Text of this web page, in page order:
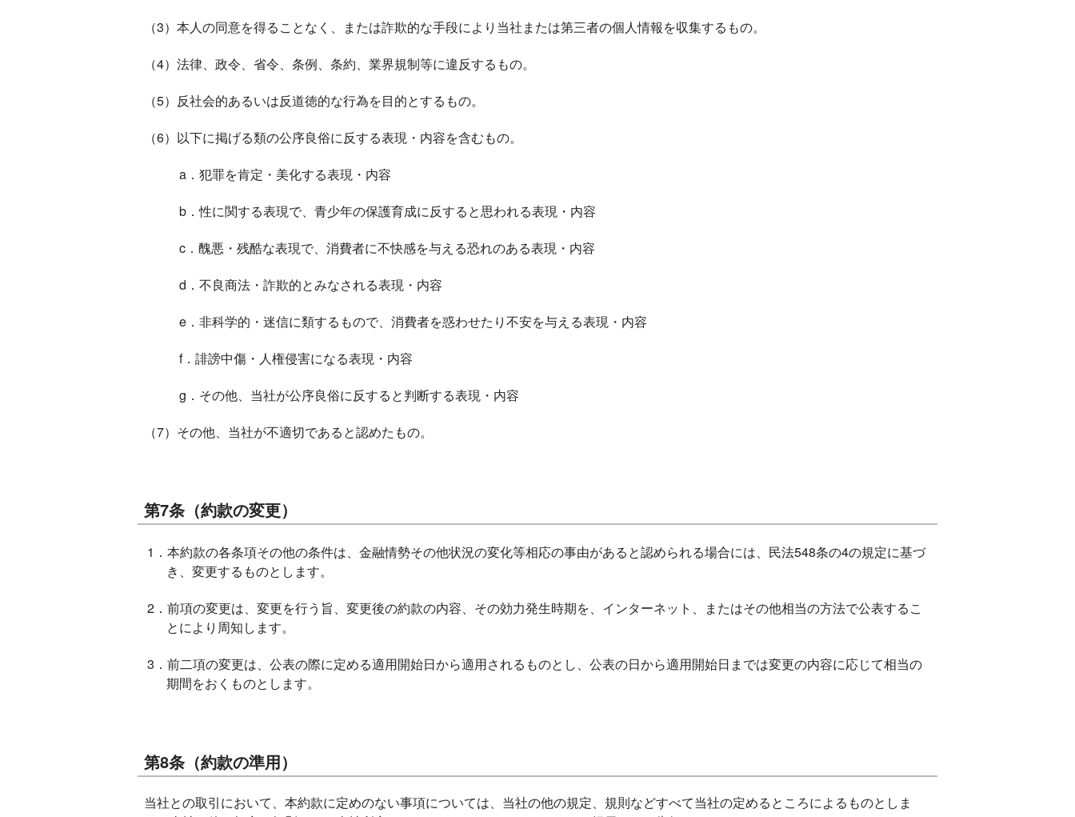
（3）本人の同意を得ることなく、または詐欺的な手段により当社または第三者の個人情報を収集するもの。
（4）法律、政令、省令、条例、条約、業界規制等に違反するもの。
（5）反社会的あるいは反道徳的な行為を目的とするもの。
（6）以下に掲げる類の公序良俗に反する表現・内容を含むもの。
a．犯罪を肯定・美化する表現・内容
b．性に関する表現で、青少年の保護育成に反すると思われる表現・内容
c．醜悪・残酷な表現で、消費者に不快感を与える恐れのある表現・内容
d．不良商法・詐欺的とみなされる表現・内容
e．非科学的・迷信に類するもので、消費者を惑わせたり不安を与える表現・内容
f．誹謗中傷・人権侵害になる表現・内容
g．その他、当社が公序良俗に反すると判断する表現・内容
（7）その他、当社が不適切であると認めたもの。
第7条（約款の変更）
1．本約款の各条項その他の条件は、金融情勢その他状況の変化等相応の事由があると認められる場合には、民法548条の4の規定に基づ
き、変更するものとします。
2．前項の変更は、変更を行う旨、変更後の約款の内容、その効力発生時期を、インターネット、またはその他相当の方法で公表するこ
とにより周知します。
3．前二項の変更は、公表の際に定める適用開始日から適用されるものとし、公表の日から適用開始日までは変更の内容に応じて相当の
期間をおくものとします。
第8条（約款の準用）
当社との取引において、本約款に定めのない事項については、当社の他の規定、規則などすべて当社の定めるところによるものとしま